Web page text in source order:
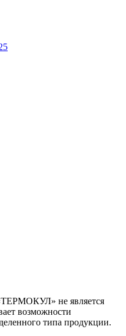
не является
возможности
типа продукции.